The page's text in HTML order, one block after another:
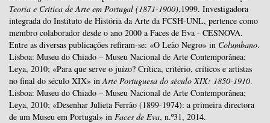
Teoria e Crítica de Arte em Portugal (1871-1900),1999. Investigadora
integrada do Instituto de História da Arte da FCSH-UNL, pertence como
membro colaborador desde o ano 2000 a Faces de Eva - CESNOVA.
Entre as diversas publicações refiram-se: «O Leão Negro» in Columbano.
Lisboa: Museu do Chiado – Museu Nacional de Arte Contemporânea;
Leya, 2010; «Para que serve o juízo? Crítica, critério, críticos e artistas
no final do século XIX» in Arte Portuguesa do século XIX: 1850-1910.
Lisboa: Museu do Chiado – Museu Nacional de Arte Contemporânea;
Leya, 2010; «Desenhar Julieta Ferrão (1899-1974): a primeira directora
de um Museu em Portugal» in Faces de Eva, n.º31, 2014.